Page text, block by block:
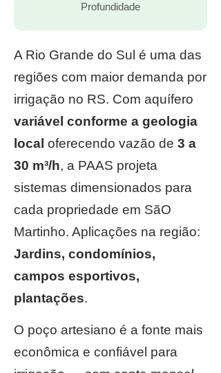
Profundidade
A Rio Grande do Sul é uma das
regiões com maior demanda por
irrigação no RS. Com aquífero
variável conforme a geologia
local oferecendo vazão de 3 a
30 m³/h, a PAAS projeta
sistemas dimensionados para
cada propriedade em SãO
Martinho. Aplicações na região:
Jardins, condomínios,
campos esportivos,
plantações.
O poço artesiano é a fonte mais
econômica e confiável para